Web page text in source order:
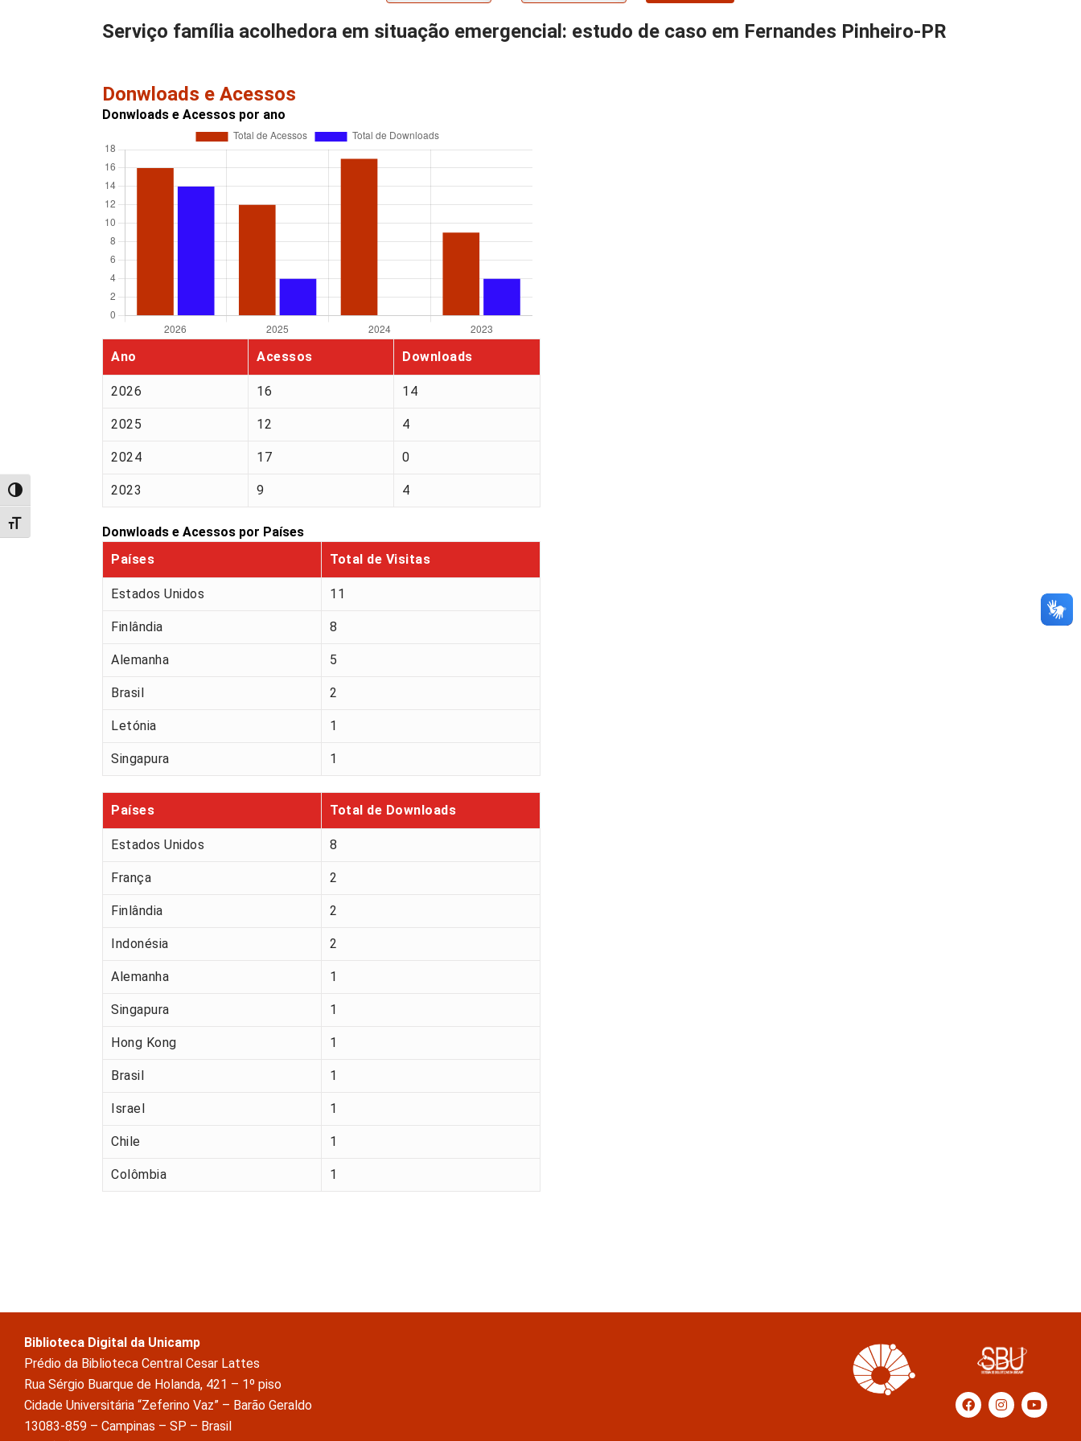
Alternar alto contraste
Alternar tamanho da fonte
Serviço família acolhedora em situação emergencial: estudo de caso em Fernandes Pinheiro-PR
Donwloads e Acessos
Donwloads e Acessos por ano
Ano Acessos Downloads
2026 16 14
2025 12 4
2024 17 0
2023 9 4
Donwloads e Acessos por Países
Países
Total de Visitas
Estados Unidos 11
Finlândia 8
Alemanha 5
Brasil 2
Letónia 1
Singapura 1
Países Total de Downloads
Estados Unidos 8
França 2
Finlândia 2
Indonésia 2
Alemanha 1
Singapura 1
Hong Kong 1
Brasil 1
Israel 1
Chile 1
Colômbia 1
Biblioteca Digital da Unicamp
Prédio da Biblioteca Central Cesar Lattes
Rua Sérgio Buarque de Holanda, 421 – 1º piso
Cidade Universitária “Zeferino Vaz” – Barão Geraldo
13083-859 – Campinas – SP – Brasil